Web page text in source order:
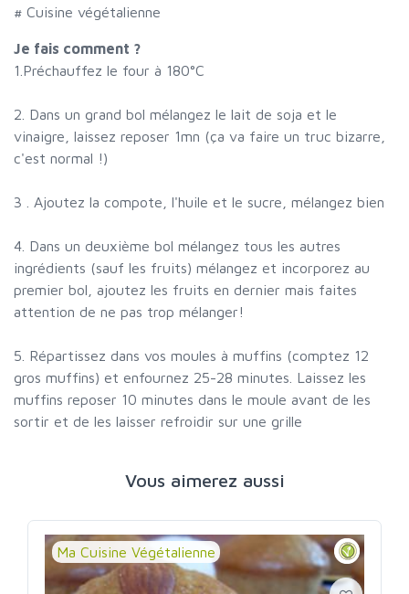
# Cuisine végétalienne
Je fais comment ?
1.Préchauffez le four à 180°C
2. Dans un grand bol mélangez le lait de soja et le
vinaigre, laissez reposer 1mn (ça va faire un truc bizarre,
c'est normal !)
3 . Ajoutez la compote, l'huile et le sucre, mélangez bien
4. Dans un deuxième bol mélangez tous les autres
ingrédients (sauf les fruits) mélangez et incorporez au
premier bol, ajoutez les fruits en dernier mais faites
attention de ne pas trop mélanger!
5. Répartissez dans vos moules à muffins (comptez 12
gros muffins) et enfournez 25-28 minutes. Laissez les
muffins reposer 10 minutes dans le moule avant de les
sortir et de les laisser refroidir sur une grille
Vous aimerez aussi
Ma Cuisine Végétalienne